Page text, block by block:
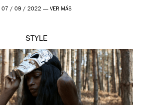
momento, caracteriza […]
07 / 09 / 2022 — VER MÁS
STYLE